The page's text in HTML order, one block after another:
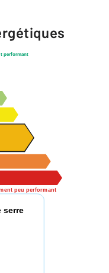
performant
peu performant
serre